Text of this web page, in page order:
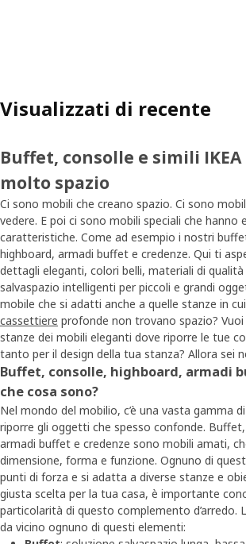
Visualizzati di recente
Buffet, consolle e simili
molto spazio
Ci sono mobili che creano spazio. Ci sono
vedere. E poi ci sono mobili speciali che hanno
caratteristiche. Come ad esempio i nostri
highboard, armadi buffet e credenze. Qui ti
dettagli eleganti, colori belli, materiali di
salvaspazio intelligenti per piccoli e grandi
mobile che si adatti anche a quelle stanze in cui
cassettiere profonde non trovano spazio?
stanze dei mobili eleganti dove riporre le tue
tanto per il design della tua stanza? Allora sei
Buffet, consolle, highboard, armadi
che cosa sono?
Nel mondo del mobilio, c’è una vasta gamma
riporre gli oggetti che spesso confonde.
armadi buffet e credenze sono mobili amati,
dimensione, forma e funzione. Ognuno di
punti di forza e si adatta a diverse stanze e
giusta scelta per la tua casa, è importante
particolarità di questo complemento d’arredo.
da vicino ognuno di questi elementi: